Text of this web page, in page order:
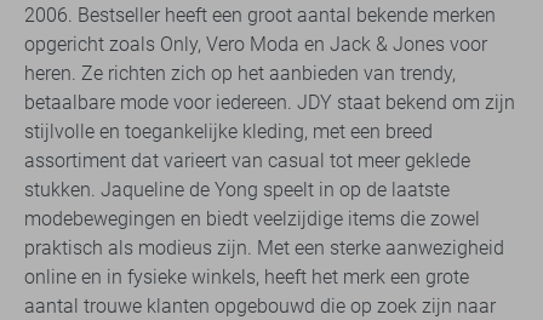
2006. Bestseller heeft een groot aantal bekende merken
opgericht zoals Only, Vero Moda en Jack & Jones voor
heren. Ze richten zich op het aanbieden van trendy,
betaalbare mode voor iedereen. JDY staat bekend om zijn
stijlvolle en toegankelijke kleding, met een breed
assortiment dat varieert van casual tot meer geklede
stukken. Jaqueline de Yong speelt in op de laatste
modebewegingen en biedt veelzijdige items die zowel
praktisch als modieus zijn. Met een sterke aanwezigheid
online en in fysieke winkels, heeft het merk een grote
aantal trouwe klanten opgebouwd die op zoek zijn naar